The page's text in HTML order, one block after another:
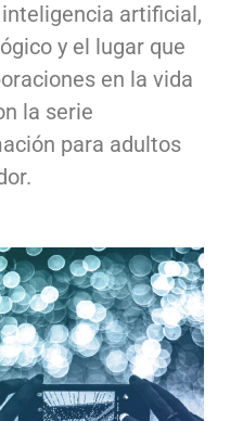
artificial,
y el lugar que
en la vida
la serie
para adultos